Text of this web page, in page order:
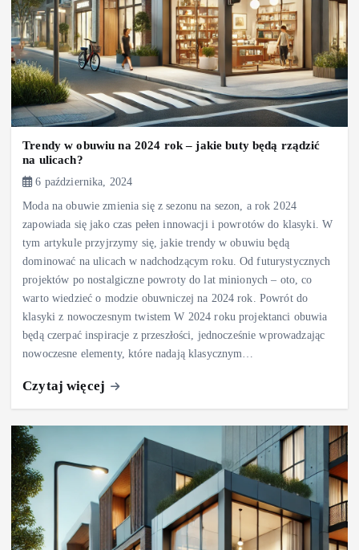
Trendy w obuwiu na 2024 rok – jakie buty będą rządzić
na ulicach?
6 października, 2024
Moda na obuwie zmienia się z sezonu na sezon, a rok 2024
zapowiada się jako czas pełen innowacji i powrotów do klasyki. W
tym artykule przyjrzymy się, jakie trendy w obuwiu będą
dominować na ulicach w nadchodzącym roku. Od futurystycznych
projektów po nostalgiczne powroty do lat minionych – oto, co
warto wiedzieć o modzie obuwniczej na 2024 rok. Powrót do
klasyki z nowoczesnym twistem W 2024 roku projektanci obuwia
będą czerpać inspiracje z przeszłości, jednocześnie wprowadzając
nowoczesne elementy, które nadają klasycznym…
Czytaj więcej